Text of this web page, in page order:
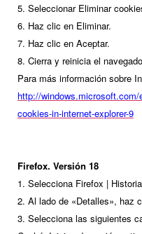
5. Seleccionar Eliminar
6. Haz clic en Eliminar.
7. Haz clic en Aceptar.
8. Cierra y reinicia el
Para más información sobre
http://
cookies-in-internet-explorer-9
Firefox. Versión 18
1. Selecciona Firefox |
2. Al lado de «Detalles», haz
3. Selecciona las siguientes